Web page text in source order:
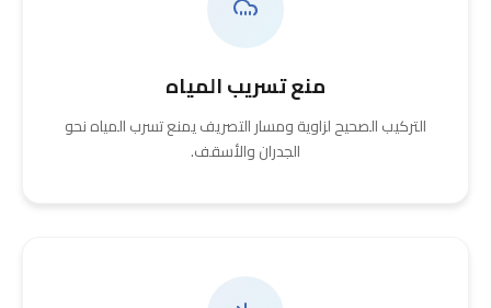
منع تسريب المياه
التركيب الصحيح لزاوية ومسار التصريف يمنع تسرب المياه نحو
الجدران والأسقف.